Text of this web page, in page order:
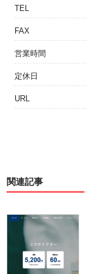
TEL
FAX
営業時間
定休日
URL
関連記事